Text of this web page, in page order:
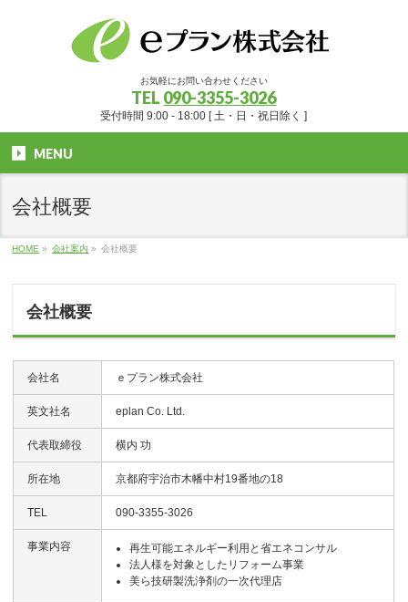
お気軽にお問い合わせください
TEL 090-3355-3026
受付時間 9:00 - 18:00 [ 土・日・祝日除く ]
MENU
会社概要
HOME » 会社案内 » 会社概要
会社概要
会社名 ｅプラン株式会社
英文社名 eplan Co. Ltd.
代表取締役 横内 功
所在地 京都府宇治市木幡中村19番地の18
TEL 090-3355-3026
事業内容
再生可能エネルギー利用と省エネコンサル
法人様を対象としたリフォーム事業
美ら技研製洗浄剤の一次代理店